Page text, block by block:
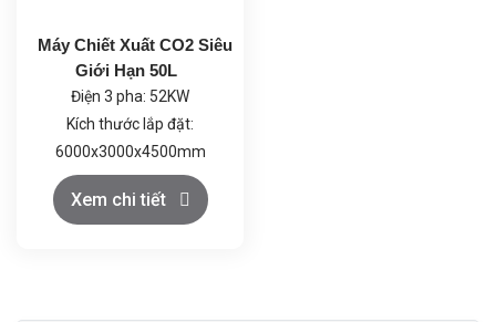
hoạt động ổn định và an
Máy Chiết Xuất CO2 Siêu
Giới Hạn 50L
Điện 3 pha: 52KW
Kích thước lắp đặt:
6000x3000x4500mm
Khí CO2: Loại thực phẩm
≥99.5%, trọng lượng bình
Xem chi tiết